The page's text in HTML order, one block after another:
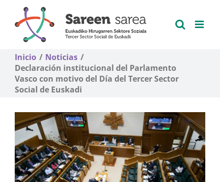
contenido
Inicio
Noticias
Declaración institucional del Parlamento
Vasco con motivo del Día del Tercer Sector
Social de Euskadi